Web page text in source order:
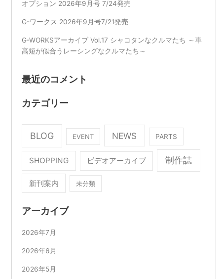
オプション 2026年9月号 7/24発売
G-ワークス 2026年9月号7/21発売
G-WORKSアーカイブ Vol.17 シャコタンなクルマたち ～車
高短が似合うレーシングなクルマたち～
最近のコメント
カテゴリー
BLOG EVENT NEWS PARTS
SHOPPING ビデオアーカイブ 制作誌
新刊案内 未分類
アーカイブ
2026年7月
2026年6月
2026年5月